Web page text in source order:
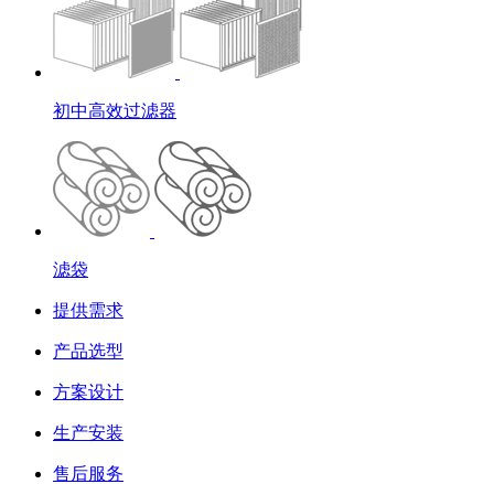
初中高效过滤器
滤袋
提供需求
产品选型
方案设计
生产安装
售后服务